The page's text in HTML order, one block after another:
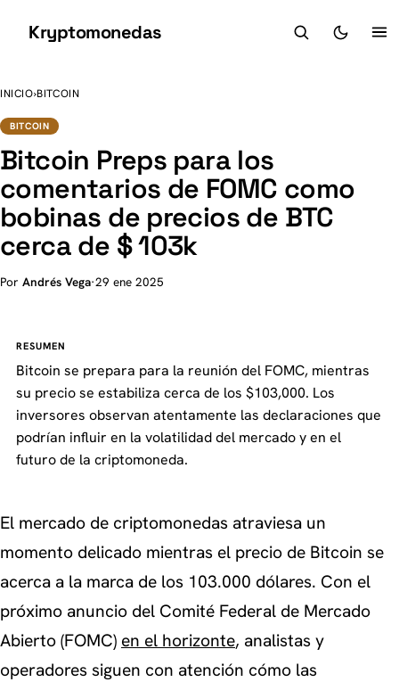
Kryptomonedas
INICIO›BITCOIN
BITCOIN
Bitcoin Preps para los
comentarios de FOMC como
bobinas de precios de BTC
cerca de $ 103k
Por Andrés Vega·29 ene 2025
RESUMEN
Bitcoin se prepara para la reunión del FOMC, mientras
su precio se estabiliza cerca de los $103,000. Los
inversores observan atentamente las declaraciones que
podrían influir en la volatilidad del mercado y en el
futuro de la criptomoneda.
El mercado de criptomonedas atraviesa un
momento delicado mientras el precio de Bitcoin se
acerca a la marca de los 103.000 dólares. Con el
próximo anuncio del Comité Federal de Mercado
Abierto (FOMC) en el horizonte, analistas y
operadores siguen con atención cómo las